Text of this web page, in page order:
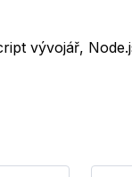
vývojář,